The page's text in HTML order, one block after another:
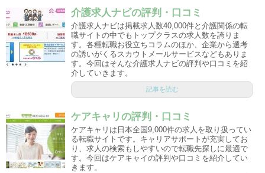
介護求人ナビの評判・口コミ
介護求人ナビは掲載求人数40,000件と介護関係の転
職サイトの中でもトップクラスの求人数を誇りま
す。各種転職お役立ちコラムのほか、企業から選考
の誘いがくるスカウトメールサービスなどもありま
す。今回はそんな介護求人ナビの評判や口コミを紹
介していきます。
記事を読む
ケアキャリの評判・口コミ
ケアキャリは日本全国9,000件の求人を取り扱ってい
る転職サイトです。キャリアサポートが充実してお
り、求人の検索もしやすいので転職先探しに最適で
す。今回はケアキャイの評判や口コミを紹介してい
きます。